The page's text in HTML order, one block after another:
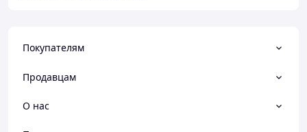
Покупателям
Продавцам
О нас